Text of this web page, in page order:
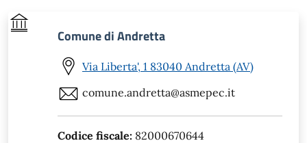
Comune di Andretta
Via Liberta', 1 83040 Andretta (AV)
comune.andretta@asmepec.it
Codice fiscale: 82000670644